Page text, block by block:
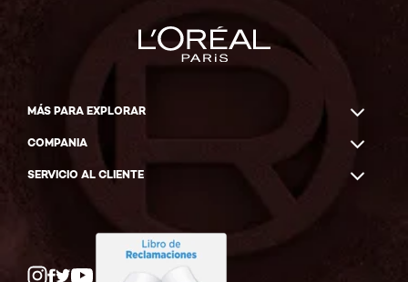
MÁS PARA EXPLORAR
COMPANIA
SERVICIO AL CLIENTE